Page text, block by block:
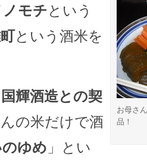
お母さ
品！
モチ という
という酒米を
国輝酒造との契
の米だけで酒
ゆめ 」とい